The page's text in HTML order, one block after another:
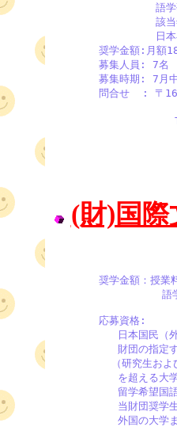
語学
該当
日
奨学金額:月額
       募集人員: 7名
募集時期: 7月
問合せ  : 〒
(財)国
奨学金額：授業
語学
       応募資格:
日本国民（外
財団の指定す
（研究生およ
を超える大
留学希望国語
当財団奨学
外国の大学ま